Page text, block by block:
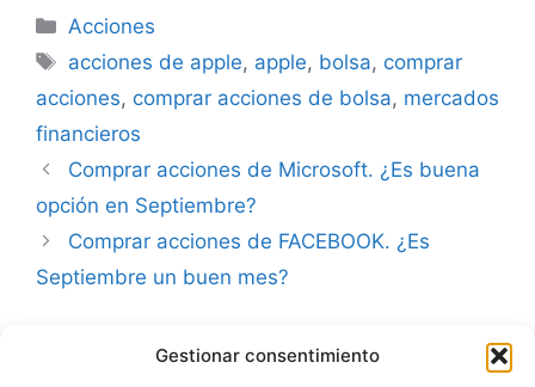
Gestionar consentimiento
Categorías
Acciones
Etiquetas
acciones de apple, apple, bolsa, comprar
acciones, comprar acciones de bolsa, mercados
financieros
Comprar acciones de Microsoft. ¿Es buena
opción en Septiembre?
Comprar acciones de FACEBOOK. ¿Es
Septiembre un buen mes?